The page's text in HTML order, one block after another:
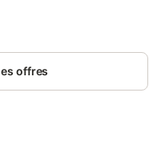
from Le Mans Town
offres